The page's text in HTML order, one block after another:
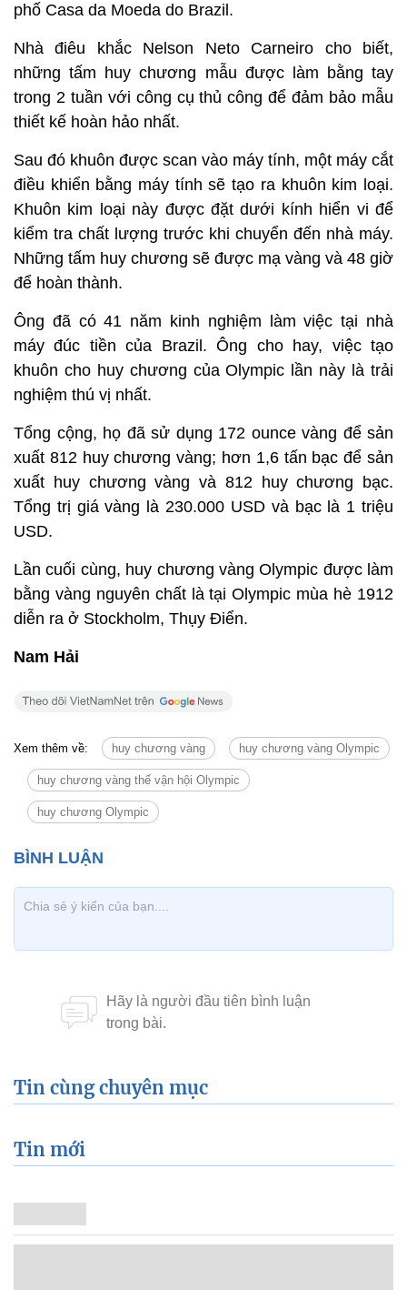
phố Casa da Moeda do Brazil.
Nhà điêu khắc Nelson Neto Carneiro cho biết,
những tấm huy chương mẫu được làm bằng tay
trong 2 tuần với công cụ thủ công để đảm bảo mẫu
thiết kế hoàn hảo nhất.
Sau đó khuôn được scan vào máy tính, một máy cắt
điều khiển bằng máy tính sẽ tạo ra khuôn kim loại.
Khuôn kim loại này được đặt dưới kính hiển vi để
kiểm tra chất lượng trước khi chuyển đến nhà máy.
Những tấm huy chương sẽ được mạ vàng và 48 giờ
để hoàn thành.
Ông đã có 41 năm kinh nghiệm làm việc tại nhà
máy đúc tiền của Brazil. Ông cho hay, việc tạo
khuôn cho huy chương của Olympic lần này là trải
nghiệm thú vị nhất.
Tổng cộng, họ đã sử dụng 172 ounce vàng để sản
xuất 812 huy chương vàng; hơn 1,6 tấn bạc để sản
xuất huy chương vàng và 812 huy chương bạc.
Tổng trị giá vàng là 230.000 USD và bạc là 1 triệu
USD.
Lần cuối cùng, huy chương vàng Olympic được làm
bằng vàng nguyên chất là tại Olympic mùa hè 1912
diễn ra ở Stockholm, Thụy Điển.
Nam Hải
Xem thêm về: huy chương vàng huy chương vàng Olympic
huy chương vàng thế vận hội Olympic
huy chương Olympic
Tin cùng chuyên mục
Tin mới